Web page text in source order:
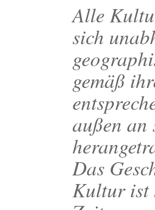
Alle
sich
gemäß
außen an
Das
Kultur ist